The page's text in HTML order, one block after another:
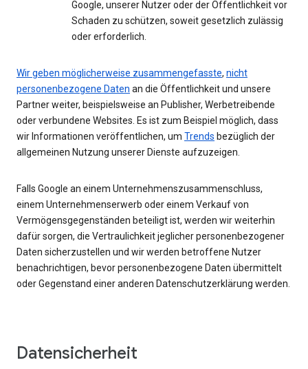
Google, unserer Nutzer oder der Öffentlichkeit vor
Schaden zu schützen, soweit gesetzlich zulässig
oder erforderlich.
Wir geben möglicherweise zusammengefasste, nicht
personenbezogene Daten an die Öffentlichkeit und unsere
Partner weiter, beispielsweise an Publisher, Werbetreibende
oder verbundene Websites. Es ist zum Beispiel möglich, dass
wir Informationen veröffentlichen, um Trends bezüglich der
allgemeinen Nutzung unserer Dienste aufzuzeigen.
Falls Google an einem Unternehmenszusammenschluss,
einem Unternehmenserwerb oder einem Verkauf von
Vermögensgegenständen beteiligt ist, werden wir weiterhin
dafür sorgen, die Vertraulichkeit jeglicher personenbezogener
Daten sicherzustellen und wir werden betroffene Nutzer
benachrichtigen, bevor personenbezogene Daten übermittelt
oder Gegenstand einer anderen Datenschutzerklärung werden.
Datensicherheit